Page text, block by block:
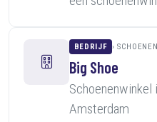
BEDRIJF SCHOENEN
Big Shoe
Schoenenwinkel
Amsterdam